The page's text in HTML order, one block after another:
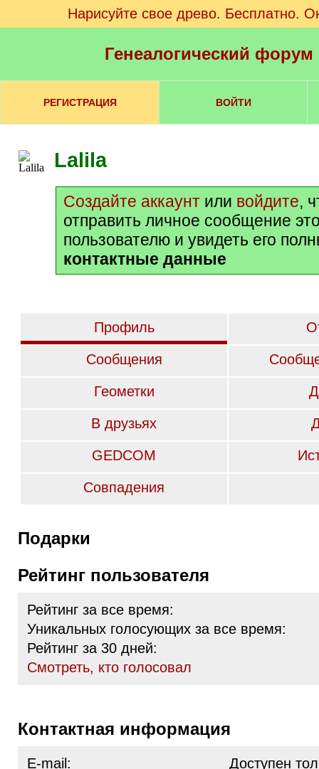
Нарисуйте свое древо. Бесплатно.
Генеалогический
РЕГИСТРАЦИЯ ВОЙТИ
Lalila
Создайте аккаунт или войдите,
отправить личное сообщение
пользователю и увидеть его
контактные данные
Профиль
Сообщения
Геометки
В друзьях
GEDCOM
Совпадения
Подарки
Рейтинг пользователя
Рейтинг за все время:
Уникальных голосующих за все время:
Рейтинг за 30 дней:
Cмотреть, кто голосовал
Контактная информация
E-mail:
Доступен